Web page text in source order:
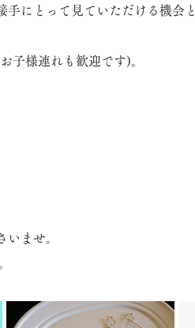
にとって見ていただける機会
子様連れも歓迎です)。
ませ。